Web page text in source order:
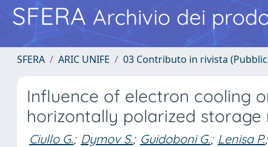
SFERA Archivio dei
SFERA ARIC UNIFE 03 Contributo in rivista
Influence of electron cooling
horizontally polarized storage
Ciullo G.; Dymov S.; Guidoboni G.; Lenisa P.;